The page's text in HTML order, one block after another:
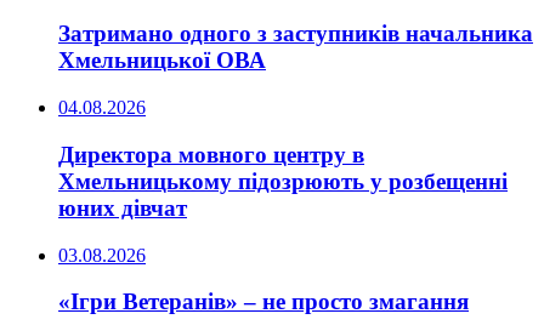
Затримано одного з заступників начальника
Хмельницької ОВА
04.08.2026
Директора мовного центру в
Хмельницькому підозрюють у розбещенні
юних дівчат
03.08.2026
«Ігри Ветеранів» – не просто змагання